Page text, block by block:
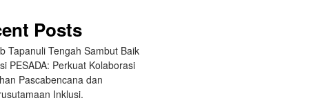
Posts
Tapanuli Tengah Sambut Baik
PESADA: Perkuat Kolaborasi
Pascabencana dan
Inklusi.